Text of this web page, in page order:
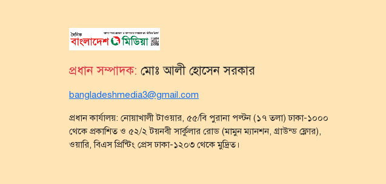
প্রধান সম্পাদক: মোঃ আলী হোসেন সরকার
bangladeshmedia3@gmail.com
প্রধান কার্যালয়: নোয়াখালী টাওয়ার, ৫৫/বি পুরানা পল্টন (১৭ তলা) ঢাকা-১০০০
থেকে প্রকাশিত ও ৫২/২ টয়নবী সার্কুলার রোড (মামুন ম্যানশন, গ্রাউন্ড ফ্লোর),
ওয়ারি, বিএস প্রিন্টিং প্রেস ঢাকা-১২০৩ থেকে মুদ্রিত।